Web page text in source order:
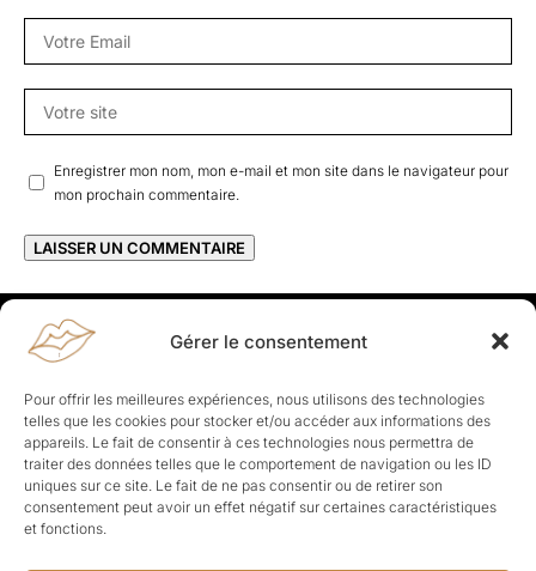
Gérer le consentement
Pour offrir les meilleures expériences, nous utilisons des technologies
telles que les cookies pour stocker et/ou accéder aux informations des
appareils. Le fait de consentir à ces technologies nous permettra de
traiter des données telles que le comportement de navigation ou les ID
uniques sur ce site. Le fait de ne pas consentir ou de retirer son
consentement peut avoir un effet négatif sur certaines caractéristiques
et fonctions.
Enregistrer mon nom, mon e-mail et mon site dans le navigateur pour
mon prochain commentaire.
Rapporteuses
À propos de Rapporteuses :Rapporteuses, c’est l’histoire de
Parisiennes, bien dans leurs baskets qui aiment rapporter ce qui leur
cause, leur apporte et leur rapporte !
Les Topics
Société Politique Business Culture
Sport
Lifestyle